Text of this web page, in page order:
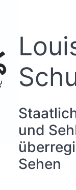
und
Sehen